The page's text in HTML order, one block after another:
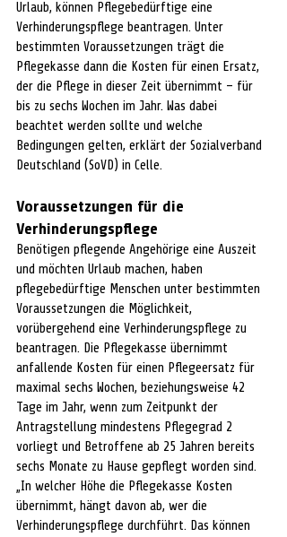
Urlaub, können Pflegebedürftige eine
Verhinderungspflege beantragen. Unter
bestimmten Voraussetzungen trägt die
Pflegekasse dann die Kosten für einen Ersatz,
der die Pflege in dieser Zeit übernimmt – für
bis zu sechs Wochen im Jahr. Was dabei
beachtet werden sollte und welche
Bedingungen gelten, erklärt der Sozialverband
Deutschland (SoVD) in Celle.
Voraussetzungen für die
Verhinderungspflege
Benötigen pflegende Angehörige eine Auszeit
und möchten Urlaub machen, haben
pflegebedürftige Menschen unter bestimmten
Voraussetzungen die Möglichkeit,
vorübergehend eine Verhinderungspflege zu
beantragen. Die Pflegekasse übernimmt
anfallende Kosten für einen Pflegeersatz für
maximal sechs Wochen, beziehungsweise 42
Tage im Jahr, wenn zum Zeitpunkt der
Antragstellung mindestens Pflegegrad 2
vorliegt und Betroffene ab 25 Jahren bereits
sechs Monate zu Hause gepflegt worden sind.
„In welcher Höhe die Pflegekasse Kosten
übernimmt, hängt davon ab, wer die
Verhinderungspflege durchführt. Das können